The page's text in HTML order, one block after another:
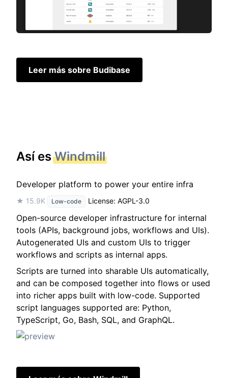
Leer más sobre Budibase
Así esWindmill
Developer platform to power your entire infra
★ 15.9K Low-code License: AGPL-3.0
Open-source developer infrastructure for internal
tools (APIs, background jobs, workflows and UIs).
Autogenerated UIs and custom UIs to trigger
workflows and scripts as internal apps.
Scripts are turned into sharable UIs automatically,
and can be composed together into flows or used
into richer apps built with low-code. Supported
script languages supported are: Python,
TypeScript, Go, Bash, SQL, and GraphQL.